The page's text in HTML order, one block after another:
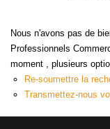
Créer une
Nous n'avons pas de
Professionnels
moment , plusieurs
Re-soumettre la
Transmettez-nous